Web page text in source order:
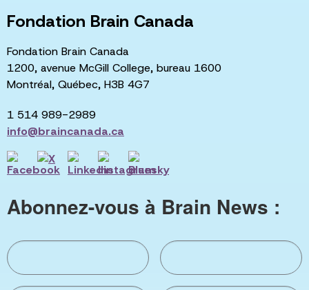
Fondation Brain Canada
Fondation Brain Canada
1200, avenue McGill College, bureau 1600
Montréal, Québec, H3B 4G7
1 514 989-2989
info@braincanada.ca
Abonnez-vous à Brain News :